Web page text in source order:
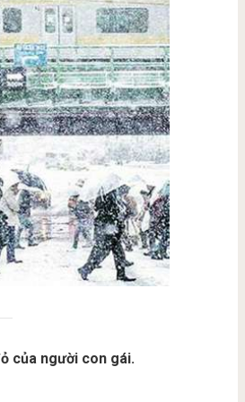
của người con gái.